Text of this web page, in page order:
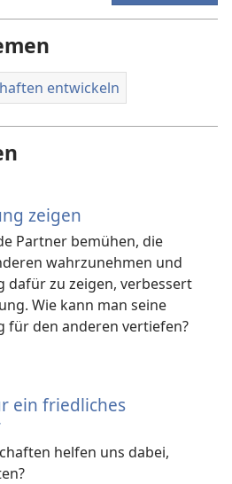
entwickeln
zeigen
Partner bemühen, die
wahrzunehmen und
dafür zu zeigen, verbessert
Wie kann man seine
für den anderen vertiefen?
ein friedliches
helfen uns dabei,